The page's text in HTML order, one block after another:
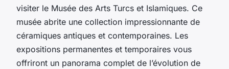
visiter le Musée des Arts Turcs et Islamiques. Ce
musée abrite une collection impressionnante de
céramiques antiques et contemporaines. Les
expositions permanentes et temporaires vous
offriront un panorama complet de l’évolution de